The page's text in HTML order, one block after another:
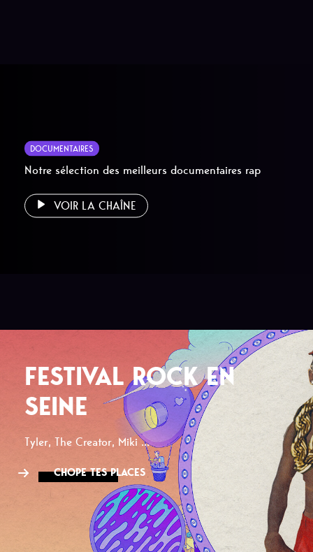
DOCUMENTAIRES
Notre sélection des meilleurs documentaires rap
VOIR LA CHAÎNE
FESTIVAL ROCK EN
SEINE
Tyler, The Creator, Miki ...
CHOPE TES PLACES